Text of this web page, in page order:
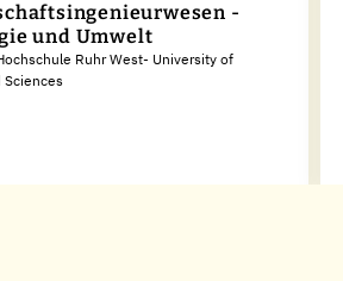
-
und Umwelt
Ruhr West- University of
Sciences